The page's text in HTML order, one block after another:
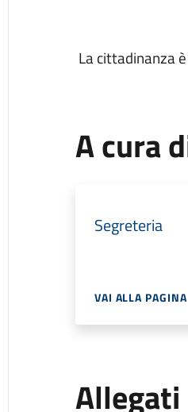
La cittadinanza
A cura
Segreteria
VAI ALLA PAGINA
Allegati